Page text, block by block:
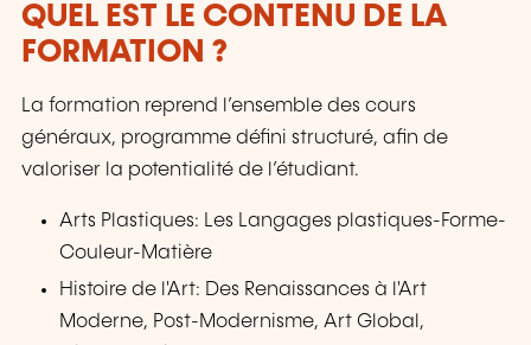
QUEL EST LE CONTENU DE LA
FORMATION ?
La formation reprend l’ensemble des cours
généraux, programme défini structuré, afin de
valoriser la potentialité de l’étudiant.
Arts Plastiques: Les Langages plastiques-Forme-
Couleur-Matière
Histoire de l'Art: Des Renaissances à l'Art
Moderne, Post-Modernisme, Art Global,